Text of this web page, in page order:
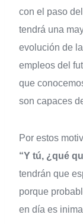
con el paso
tendrá una
evolución de
empleos del
que
son capaces
Por estos
“Y tú, ¿qué
tendrán que
porque
en día es